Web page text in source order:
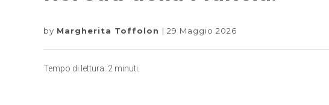
by Margherita Toffolon 29 Maggio 2026
Tempo di lettura: 2 minuti.